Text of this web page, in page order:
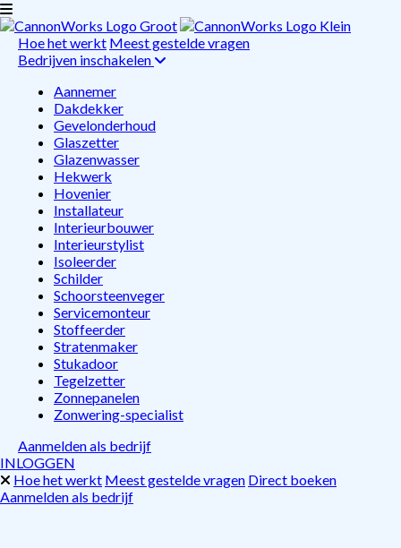
Hoe het werkt Meest gestelde vragen
Bedrijven inschakelen
Aannemer
Dakdekker
Gevelonderhoud
Glaszetter
Glazenwasser
Hekwerk
Hovenier
Installateur
Interieurbouwer
Interieurstylist
Isoleerder
Schilder
Schoorsteenveger
Servicemonteur
Stoffeerder
Stratenmaker
Stukadoor
Tegelzetter
Zonnepanelen
Zonwering-specialist
Aanmelden als bedrijf
INLOGGEN
Hoe het werkt Meest gestelde vragen Direct boeken
Aanmelden als bedrijf